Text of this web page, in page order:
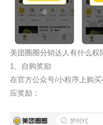
美团圈圈分销达人有什么权
1、自购奖励
在官方公众号/小程序上购
应奖励；